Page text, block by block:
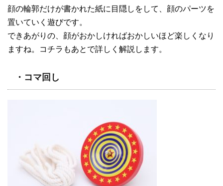
顔の輪郭だけが書かれた紙に目隠しをして、顔のパーツを
置いていく遊びです。
できあがりの、顔がおかしければおかしいほど楽しくなり
ますね。コチラもあとで詳しく解説します。
・コマ回し